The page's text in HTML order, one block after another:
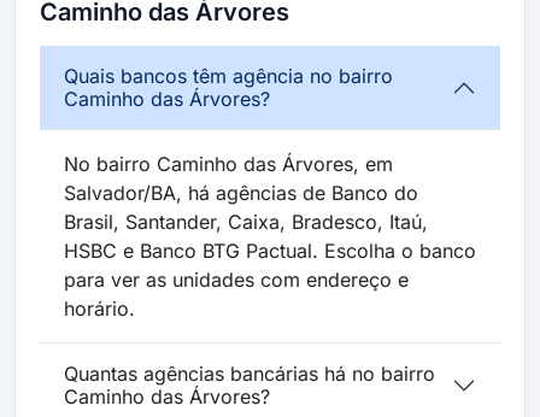
Caminho das Árvores
Quais bancos têm agência no bairro
Caminho das Árvores?
No bairro Caminho das Árvores, em
Salvador/BA, há agências de Banco do
Brasil, Santander, Caixa, Bradesco, Itaú,
HSBC e Banco BTG Pactual. Escolha o banco
para ver as unidades com endereço e
horário.
Quantas agências bancárias há no bairro
Caminho das Árvores?